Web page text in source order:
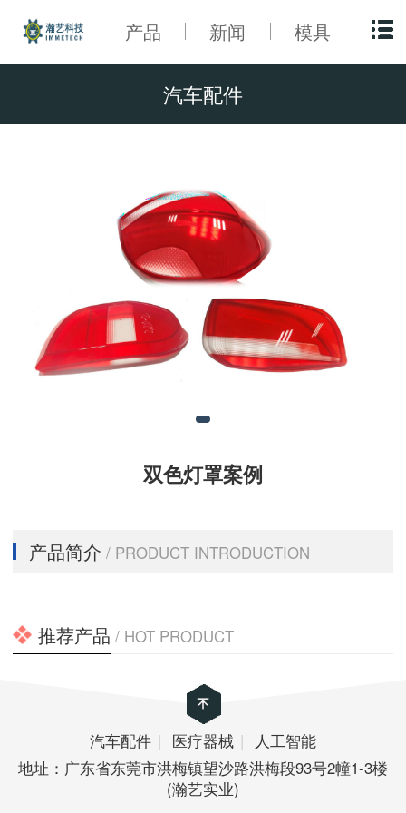
产品 新闻 模具
汽车配件
双色灯罩案例
产品简介/ PRODUCT INTRODUCTION
推荐产品 / HOT PRODUCT
汽车配件 | 医疗器械 |
人工智能
地址：广东省东莞市洪梅镇望沙路洪梅段93号2幢1-3楼
(瀚艺实业)